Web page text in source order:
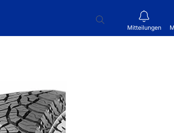
Mitteilungen